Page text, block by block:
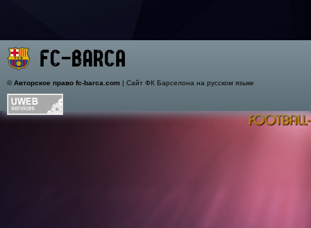
©Авторское право fc-barca.com| Сайт ФК Барселона на русском языке